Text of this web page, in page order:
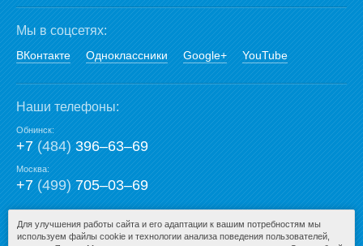
Мы в соцсетях:
ВКонтакте Одноклассники Google+ YouTube
Наши телефоны:
Обнинск:
+7(484)396‒63‒69
Москва:
+7(499)705‒03‒69
E-mail:
mail@san-premium.ru
Для улучшения работы сайта и его адаптации к вашим потребностям мы
используем файлы cookie и технологии анализа поведения пользователей,